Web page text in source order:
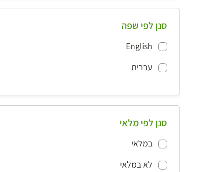
סנן לפי שפה
English
עברית
סנן לפי מלאי
במלאי
לא במלאי